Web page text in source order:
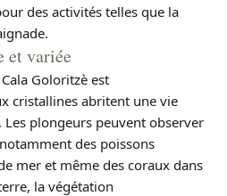
des activités telles que la
et variée
Goloritzè est
cristallines abritent une vie
plongeurs peuvent observer
des poissons
mer et même des coraux dans
la végétation